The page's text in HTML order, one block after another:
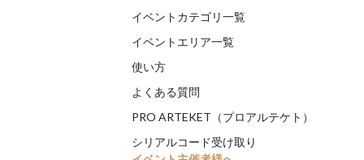
イベントカテゴリ一覧
イベントエリア一覧
使い方
よくある質問
PRO ARTEKET（プロアルテケト）
シリアルコード受け取り